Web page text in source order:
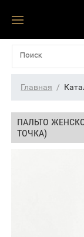
Главная
ПАЛЬТО
ТОЧКА)